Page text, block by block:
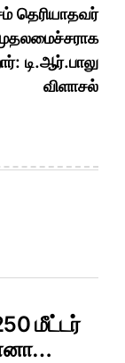
தெரியாதவர்
டி.ஆர்.பாலு
விளாசல்
மீட்டர்